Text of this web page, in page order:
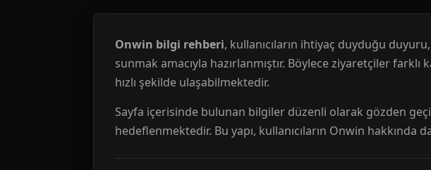
Onwin bilgi rehberi, kullanıcıların ihtiyaç duyduğu
sunmak amacıyla hazırlanmıştır. Böylece ziyaretçiler
hızlı şekilde ulaşabilmektedir.
Sayfa içerisinde bulunan bilgiler düzenli olarak gözden
hedeflenmektedir. Bu yapı, kullanıcıların Onwin hakkında